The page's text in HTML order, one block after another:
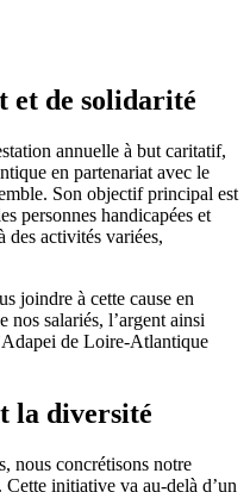
et de solidarité
annuelle à but caritatif,
en partenariat avec le
Son objectif principal est
personnes handicapées et
activités variées,
joindre à cette cause en
salariés, l’argent ainsi
de Loire-Atlantique
la diversité
nous concrétisons notre
initiative va au-delà d’un